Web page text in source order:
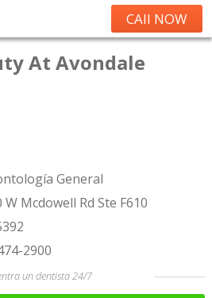
CAll NOW
At Avondale
General
Mcdowell Rd Ste F610
2900
un dentista 24/7